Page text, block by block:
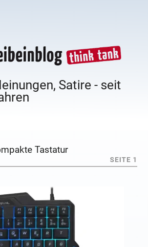
Satire - seit
Tastatur
SEITE 1